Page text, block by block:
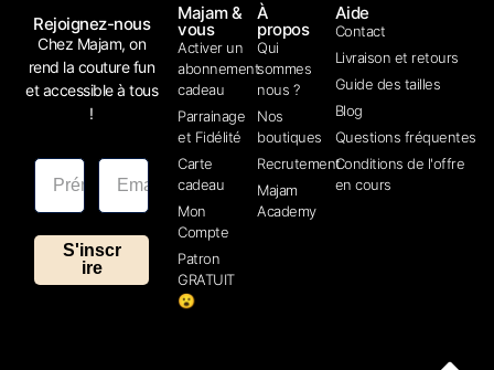
Aide
Contact
Livraison et retours
Guide des tailles
Blog
Questions fréquentes
Conditions de l'offre
en cours
À
propos
Qui
sommes
nous ?
Nos
boutiques
Recrutement
Majam
Academy
Majam &
vous
Activer un
abonnement
cadeau
Parrainage
et Fidélité
Carte
cadeau
Mon
Compte
Patron
GRATUIT
😮
Rejoignez-nous
Chez Majam, on
rend la couture fun
et accessible à tous
!
S'inscr
ire